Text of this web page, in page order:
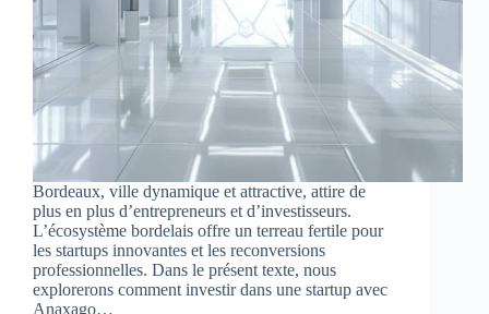
Bordeaux, ville dynamique et attractive, attire de
plus en plus d’entrepreneurs et d’investisseurs.
L’écosystème bordelais offre un terreau fertile pour
les startups innovantes et les reconversions
professionnelles. Dans le présent texte, nous
explorerons comment investir dans une startup avec
Anaxago…